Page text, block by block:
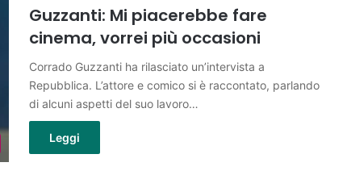
Guzzanti: Mi piacerebbe fare
cinema, vorrei più occasioni
Corrado Guzzanti ha rilasciato un’intervista a
Repubblica. L’attore e comico si è raccontato, parlando
di alcuni aspetti del suo lavoro…
Leggi